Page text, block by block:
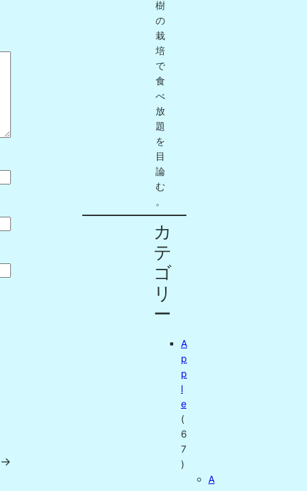
→
樹
の
栽
培
で
食
べ
放
題
を
目
論
む
。
カ
テ
ゴ
リ
ー
A
p
p
l
e
(
6
7
)
A